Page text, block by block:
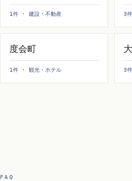
1件 · 建設・不動産 3
度会町
1件 · 観光・ホテル 3
FAQ